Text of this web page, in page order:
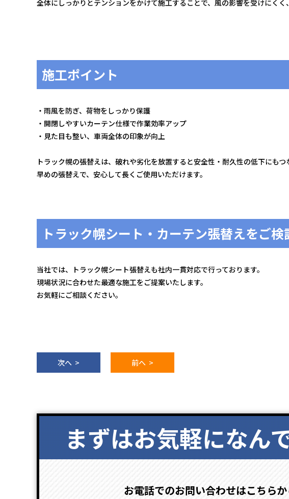
全体にしっかりとテンションをかけて施工することで、風の影響を受けにくく
施工ポイント
・雨風を防ぎ、荷物をしっかり保護
・開閉しやすいカーテン仕様で作業効率アップ
・見た目も整い、車両全体の印象が向上
トラック幌の張替えは、破れや劣化を放置すると安全性・耐久性の低下にもつ
早めの張替えで、安心して長くご使用いただけます。
トラック幌シート・カーテン張替えをご検
当社では、トラック幌シート張替えも社内一貫対応で行っております。
現場状況に合わせた最適な施工をご提案いたします。
お気軽にご相談ください。
次へ > 前へ >
まずはお気軽になん
お電話でのお問い合わせはこちらか